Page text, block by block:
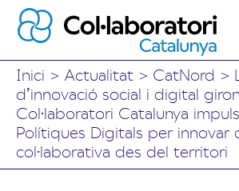
Inici > Actualitat > CatNord >
d’innovació social i digital
Col·laboratori Catalunya
Polítiques Digitals per innovar
col·laborativa des del territori